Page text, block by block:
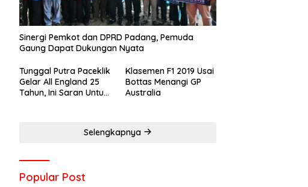
Sinergi Pemkot dan DPRD Padang, Pemuda
Gaung Dapat Dukungan Nyata
Tunggal Putra Paceklik
Gelar All England 25
Tahun, Ini Saran Untuk
Klasemen F1 2019 Usai
Bottas Menangi GP
Australia
Selengkapnya
Popular Post